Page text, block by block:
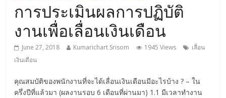
การประเมินผลการปฏิบัติ
งานเพื่อเลื่อนเงินเดือน
June 27, 2018 Kumarichart Srisom 1945 Views
เลื่อน
เงินเดือน
คุณสมบัติของพนักงานที่จะได้เลื่อนเงินเดือนมีอะไรบ้าง ? – ใน
ครึ่งปีที่แล้วมา (ผลงานรอบ 6 เดือนที่ผ่านมา) 1.1 มีเวลาทำงาน